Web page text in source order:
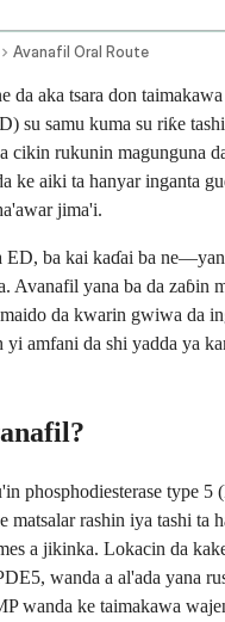
Avanafil Oral Route
da aka tsara don
su samu kuma su riƙe
cikin rukunin magunguna
ke aiki ta hanyar inganta
jima'i.
ED, ba kai kaɗai ba
Avanafil yana ba da zaɓin
da kwarin gwiwa da
amfani da shi yadda ya
phosphodiesterase type 5
matsalar rashin iya tashi ta
a jikinka. Lokacin da
wanda a al'ada yana
wanda ke taimakawa